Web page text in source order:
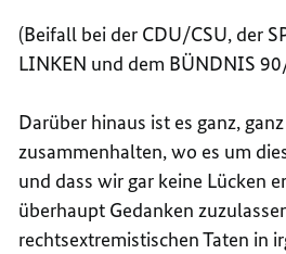
(Beifall bei der CDU/CSU, der
LINKEN und dem BÜNDNIS
Darüber hinaus ist es ganz,
zusammenhalten, wo es um
und dass wir gar keine Lücken
überhaupt Gedanken
rechtsextremistischen Taten in